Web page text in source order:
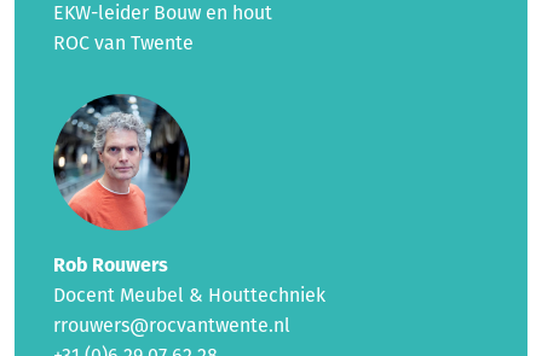
EKW-leider Bouw en hout
ROC van Twente
Rob Rouwers
Docent Meubel & Houttechniek
rrouwers@rocvantwente.nl